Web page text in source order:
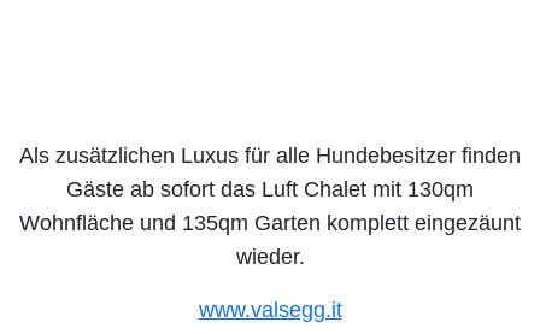
Als zusätzlichen Luxus für alle Hundebesitzer finden
Gäste ab sofort das Luft Chalet mit 130qm
Wohnfläche und 135qm Garten komplett eingezäunt
wieder.
www.valsegg.it